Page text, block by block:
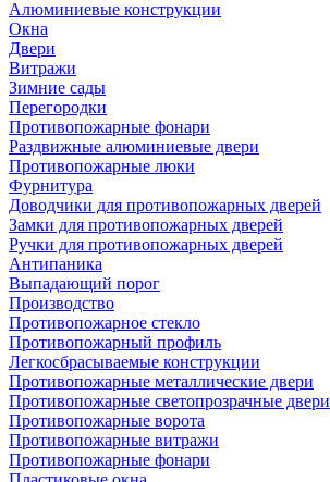
Алюминиевые конструкции
Окна
Двери
Витражи
Зимние сады
Перегородки
Противопожарные фонари
Раздвижные алюминиевые двери
Противопожарные люки
Фурнитура
Доводчики для противопожарных дверей
Замки для противопожарных дверей
Ручки для противопожарных дверей
Антипаника
Выпадающий порог
Производство
Противопожарное стекло
Противопожарный профиль
Легкосбрасываемые конструкции
Противопожарные металлические двери
Противопожарные светопрозрачные двери
Противопожарные ворота
Противопожарные витражи
Противопожарные фонари